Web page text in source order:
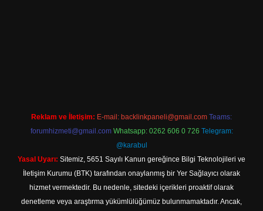
Reklam ve İletişim: E-mail: backlinkpaneli@gmail.com Teams:
forumhizmeti@gmail.com Whatsapp: 0262 606 0 726 Telegram:
@karabul
Yasal Uyarı: Sitemiz, 5651 Sayılı Kanun gereğince Bilgi Teknolojileri ve
İletişim Kurumu (BTK) tarafından onaylanmış bir Yer Sağlayıcı olarak
hizmet vermektedir. Bu nedenle, sitedeki içerikleri proaktif olarak
denetleme veya araştırma yükümlülüğümüz bulunmamaktadır. Ancak,